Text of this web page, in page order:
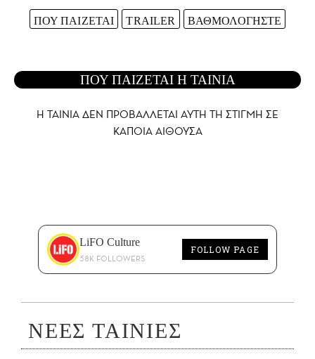
ΠΟΥ ΠΑΙΖΕΤΑΙ TRAILER ΒΑΘΜΟΛΟΓΗΣΤΕ
ΠΟΥ ΠΑΙΖΕΤΑΙ Η ΤΑΙΝΙΑ
Η ΤΑΙΝΙΑ ΔΕΝ ΠΡΟΒΑΛΛΕΤΑΙ AYTH ΤΗ ΣΤΙΓΜΗ ΣΕ
ΚΑΠΟΙΑ ΑΙΘΟΥΣΑ
LiFO Culture
58K FOLLOWERS
FOLLOW PAGE
ΝΕΕΣ ΤΑΙΝΙΕΣ